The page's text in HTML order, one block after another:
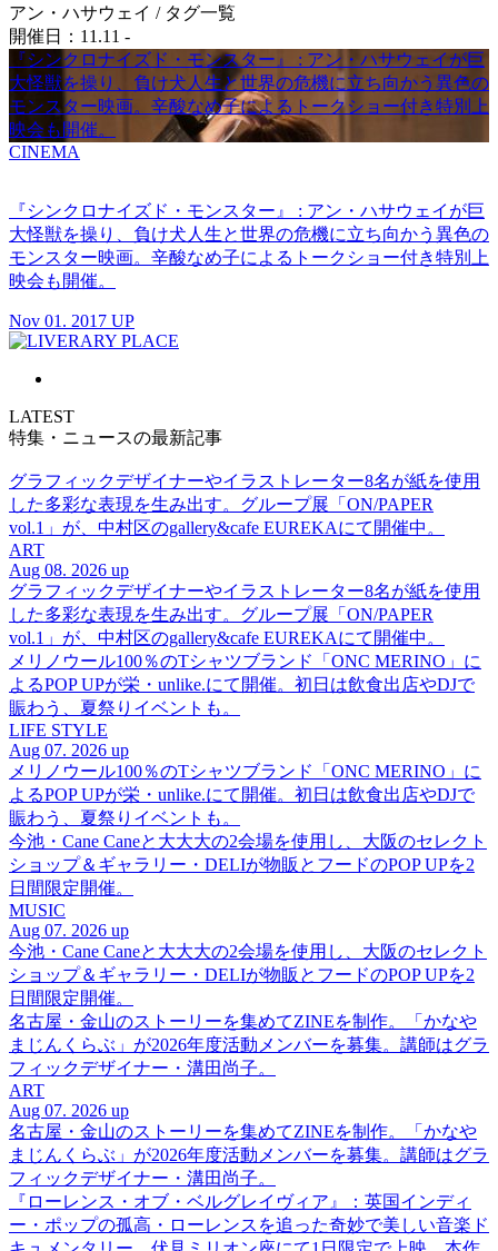
アン・ハサウェイ / タグ一覧
開催日：11.11 -
『シンクロナイズド・モンスター』 : アン・ハサウェイが巨
大怪獣を操り、負け犬人生と世界の危機に立ち向かう異色の
モンスター映画。辛酸なめ子によるトークショー付き特別上
映会も開催。
CINEMA
『シンクロナイズド・モンスター』 : アン・ハサウェイが巨
大怪獣を操り、負け犬人生と世界の危機に立ち向かう異色の
モンスター映画。辛酸なめ子によるトークショー付き特別上
映会も開催。
Nov 01. 2017 UP
LATEST
特集・ニュースの最新記事
グラフィックデザイナーやイラストレーター8名が紙を使用
した多彩な表現を生み出す。グループ展「ON/PAPER
vol.1」が、中村区のgallery&cafe EUREKAにて開催中。
ART
Aug 08. 2026 up
グラフィックデザイナーやイラストレーター8名が紙を使用
した多彩な表現を生み出す。グループ展「ON/PAPER
vol.1」が、中村区のgallery&cafe EUREKAにて開催中。
メリノウール100％のTシャツブランド「ONC MERINO」に
よるPOP UPが栄・unlike.にて開催。初日は飲食出店やDJで
賑わう、夏祭りイベントも。
LIFE STYLE
Aug 07. 2026 up
メリノウール100％のTシャツブランド「ONC MERINO」に
よるPOP UPが栄・unlike.にて開催。初日は飲食出店やDJで
賑わう、夏祭りイベントも。
今池・Cane Caneと大大大の2会場を使用し、大阪のセレクト
ショップ＆ギャラリー・DELIが物販とフードのPOP UPを2
日間限定開催。
MUSIC
Aug 07. 2026 up
今池・Cane Caneと大大大の2会場を使用し、大阪のセレクト
ショップ＆ギャラリー・DELIが物販とフードのPOP UPを2
日間限定開催。
名古屋・金山のストーリーを集めてZINEを制作。「かなや
まじんくらぶ」が2026年度活動メンバーを募集。講師はグラ
フィックデザイナー・溝田尚子。
ART
Aug 07. 2026 up
名古屋・金山のストーリーを集めてZINEを制作。「かなや
まじんくらぶ」が2026年度活動メンバーを募集。講師はグラ
フィックデザイナー・溝田尚子。
『ローレンス・オブ・ベルグレイヴィア』：英国インディ
ー・ポップの孤高・ローレンスを追った奇妙で美しい音楽ド